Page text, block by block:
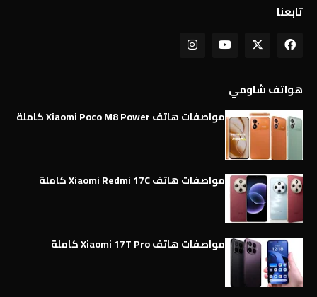
تابعنا
هواتف شاومي
مواصفات هاتف Xiaomi Poco M8 Power كاملة
مواصفات هاتف Xiaomi Redmi 17C كاملة
مواصفات هاتف Xiaomi 17T Pro كاملة